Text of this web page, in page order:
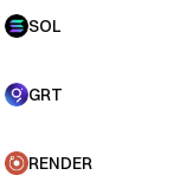
SOL
GRT
RENDER